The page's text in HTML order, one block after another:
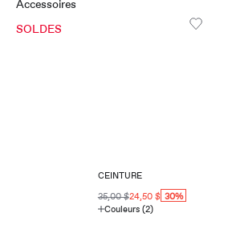
Accessoires
SOLDES
CEINTURE
35,00 $24,50 $ 30%
Couleurs (2)